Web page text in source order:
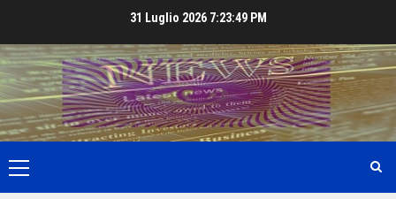
content
31 Luglio 2026 7:23:51 PM
Primary
Menu